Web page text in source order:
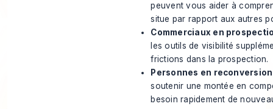
peuvent vous aider à
situe par rapport aux autres
Commerciaux en
les outils de visibilité
frictions dans la prospection.
Personnes en
soutenir une montée en
besoin rapidement de